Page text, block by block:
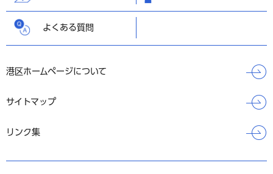
よくある質問
港区ホームページについて
サイトマップ
リンク集